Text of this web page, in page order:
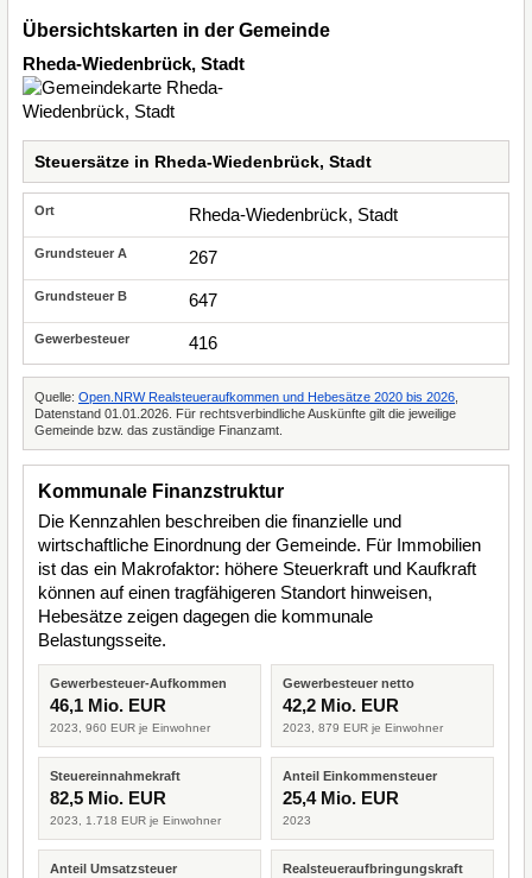
Übersichtskarten in der Gemeinde
Rheda-Wiedenbrück, Stadt
Steuersätze in Rheda-Wiedenbrück, Stadt
Rheda-Wiedenbrück, Stadt
267
647
416
Quelle: Open.NRW Realsteueraufkommen und Hebesätze 2020 bis 2026
Datenstand 01.01.2026. Für rechtsverbindliche Auskünfte gilt die jeweilige
Gemeinde bzw. das zuständige Finanzamt.
Kommunale Finanzstruktur
Die Kennzahlen beschreiben die finanzielle und
wirtschaftliche Einordnung der Gemeinde. Für Immobilien
ist das ein Makrofaktor: höhere Steuerkraft und Kaufkraft
können auf einen tragfähigeren Standort hinweisen,
Hebesätze zeigen dagegen die kommunale
Belastungsseite.
Gewerbesteuer-Aufkommen
46,1 Mio. EUR
2023, 960 EUR je Einwohner
Gewerbesteuer netto
42,2 Mio. EUR
2023, 879 EUR je Einwohner
Steuereinnahmekraft
82,5 Mio. EUR
2023, 1.718 EUR je Einwohner
Anteil Einkommensteuer
25,4 Mio. EUR
2023
Anteil Umsatzsteuer Realsteueraufbringungskraft